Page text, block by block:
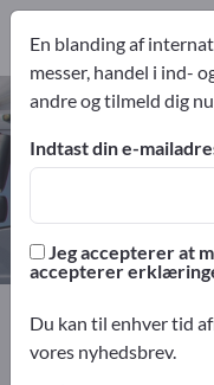
Turistbusser
og
Exportpages
Turistbusser
En blanding af
messer, handel i ind-
andre og tilmeld dig
Indtast din e-
Jeg accepterer at
accepterer
Du kan til enhver tid
vores nyhedsbrev.